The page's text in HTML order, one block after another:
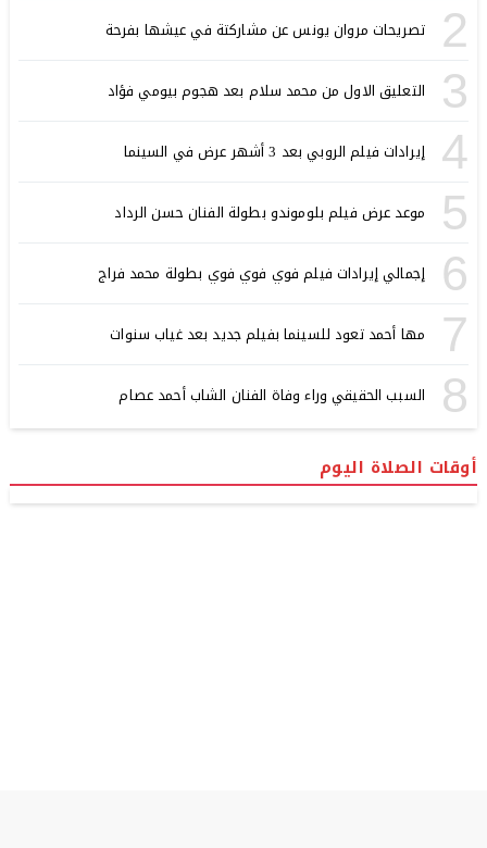
2 تصريحات مروان يونس عن مشاركتة في عيشها بفرحة
3 التعليق الاول من محمد سلام بعد هجوم بيومي فؤاد
4 إيرادات فيلم الروبي بعد 3 أشهر عرض في السينما
5 موعد عرض فيلم بلوموندو بطولة الفنان حسن الرداد
6 إجمالي إيرادات فيلم فوي فوي فوي بطولة محمد فراج
7 مها أحمد تعود للسينما بفيلم جديد بعد غياب سنوات
8 السبب الحقيقي وراء وفاة الفنان الشاب أحمد عصام
أوقات الصلاة اليوم